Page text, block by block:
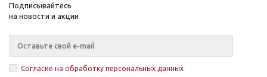
Подписывайтесь
на новости и акции
Согласие на обработку персональных данных